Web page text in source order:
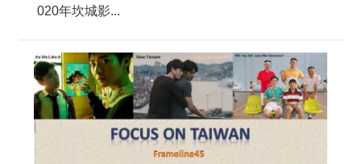
020年坎城影...